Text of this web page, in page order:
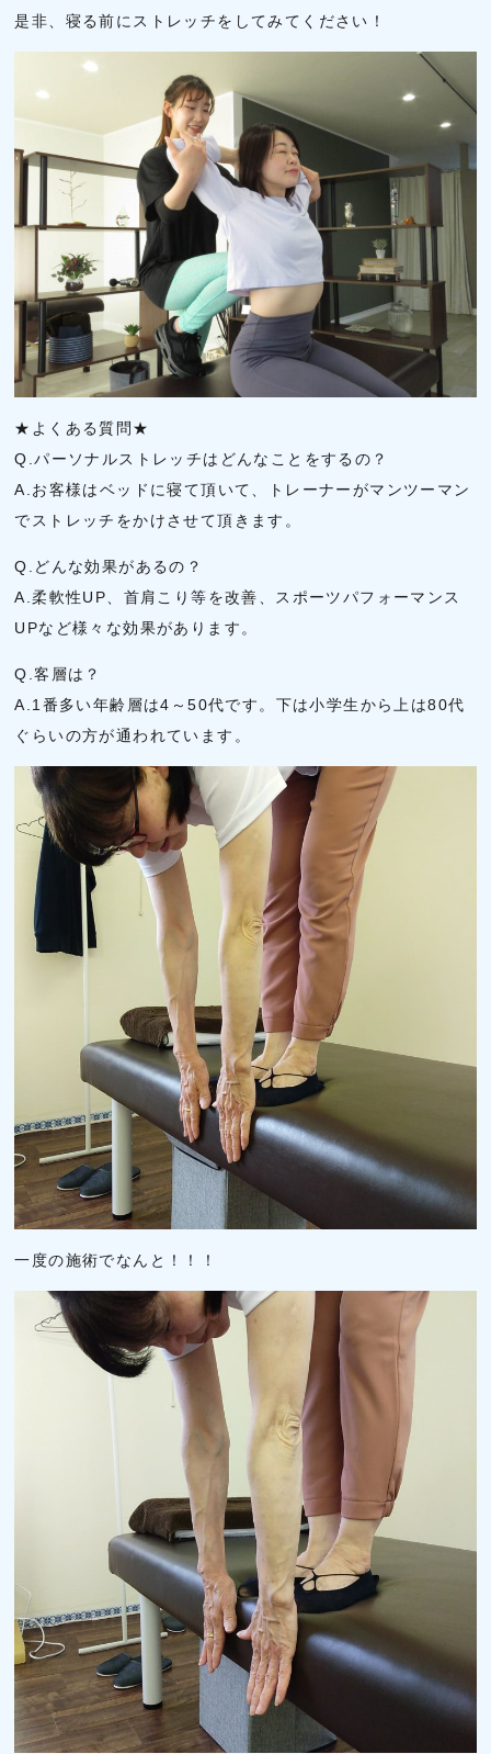
是非、寝る前にストレッチをしてみてください！
★よくある質問★
Q.パーソナルストレッチはどんなことをするの？
A.お客様はベッドに寝て頂いて、トレーナーがマンツーマン
でストレッチをかけさせて頂きます。
Q.どんな効果があるの？
A.柔軟性UP、首肩こり等を改善、スポーツパフォーマンス
UPなど様々な効果があります。
Q.客層は？
A.1番多い年齢層は4～50代です。下は小学生から上は80代
ぐらいの方が通われています。
一度の施術でなんと！！！